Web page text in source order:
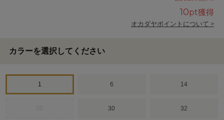
10pt獲得
オカダヤポイントについて >
カラーを選択してください
1 6 14
30 32